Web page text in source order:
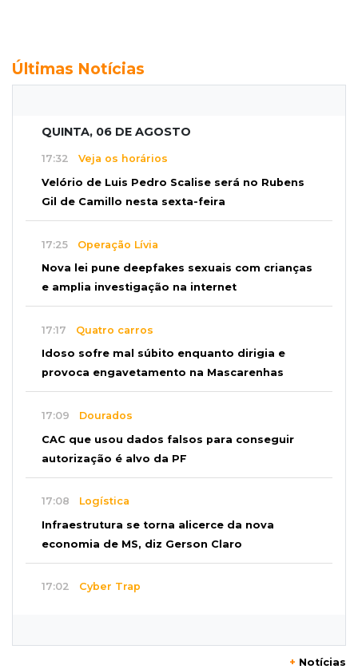
Últimas Notícias
QUINTA, 06 DE AGOSTO
17:32 Veja os horários
Velório de Luis Pedro Scalise será no Rubens
Gil de Camillo nesta sexta-feira
17:25 Operação Lívia
Nova lei pune deepfakes sexuais com crianças
e amplia investigação na internet
17:17 Quatro carros
Idoso sofre mal súbito enquanto dirigia e
provoca engavetamento na Mascarenhas
17:09 Dourados
CAC que usou dados falsos para conseguir
autorização é alvo da PF
17:08 Logística
Infraestrutura se torna alicerce da nova
economia de MS, diz Gerson Claro
17:02 Cyber Trap
+ Notícias